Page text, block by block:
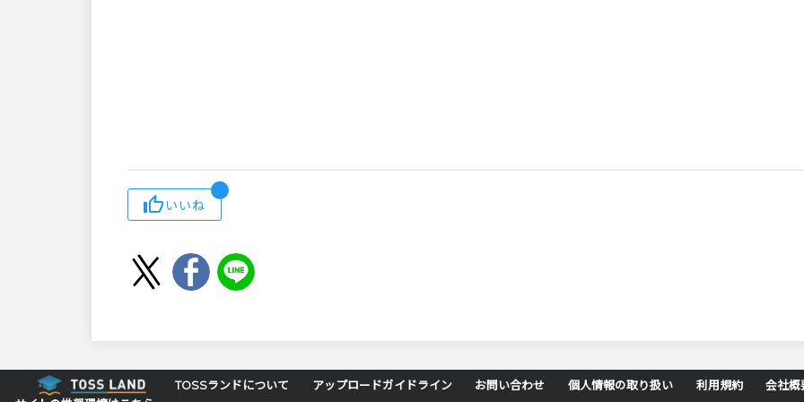
いいね
TOSSランドについて アップロードガイドライン お問い合わせ 個人情報の取り扱い 利用規約
会社概